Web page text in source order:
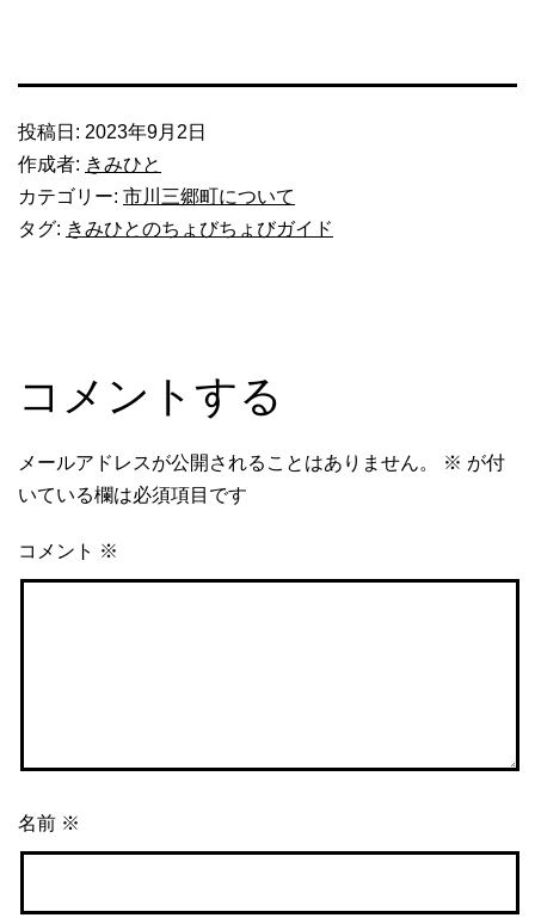
投稿日: 2023年9月2日
作成者: きみひと
カテゴリー: 市川三郷町について
タグ: きみひとのちょびちょびガイド
コメントする
メールアドレスが公開されることはありません。 ※ が付
いている欄は必須項目です
コメント ※
名前 ※